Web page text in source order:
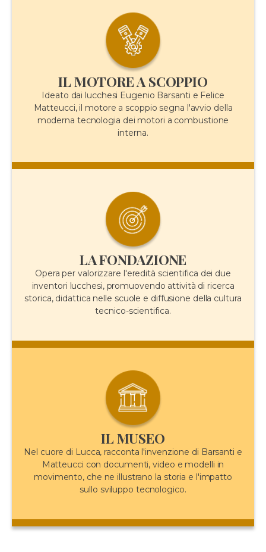
IL MOTORE A SCOPPIO
Ideato dai lucchesi Eugenio Barsanti e Felice
Matteucci, il motore a scoppio segna l'avvio della
moderna tecnologia dei motori a combustione
interna.
LA FONDAZIONE
Opera per valorizzare l'eredità scientifica dei due
inventori lucchesi, promuovendo attività di ricerca
storica, didattica nelle scuole e diffusione della cultura
tecnico-scientifica.
IL MUSEO
Nel cuore di Lucca, racconta l'invenzione di Barsanti e
Matteucci con documenti, video e modelli in
movimento, che ne illustrano la storia e l'impatto
sullo sviluppo tecnologico.